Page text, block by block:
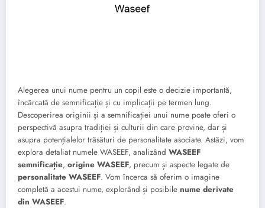
Alegerea unui nume pentru un copil este o decizie importantă,
încărcată de semnificație și cu implicații pe termen lung.
Descoperirea originii și a semnificației unui nume poate oferi o
perspectivă asupra tradiției și culturii din care provine, dar și
asupra potențialelor trăsături de personalitate asociate. Astăzi, vom
explora detaliat numele WASEEF, analizând WASEEF
semnificație, origine WASEEF, precum și aspecte legate de
personalitate WASEEF. Vom încerca să oferim o imagine
completă a acestui nume, explorând și posibile nume derivate
din WASEEF.